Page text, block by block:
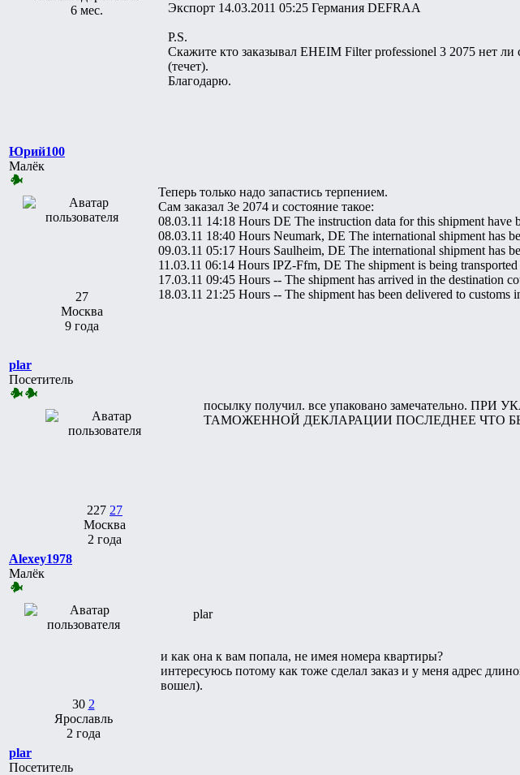
6 мес.
Экспорт 14.03.2011 05:25 Германия DEFRAA
P.S.
Скажите кто заказывал EHEIM Filter professionel 3 2075 нет
(течет).
Благодарю.
Юрий100
Малёк
27
Москва
9 года
Теперь только надо запастись терпением.
Сам заказал 3e 2074 и состояние такое:
08.03.11 14:18 Hours DE The instruction data for this shipment
08.03.11 18:40 Hours Neumark, DE The international shipment has
09.03.11 05:17 Hours Saulheim, DE The international shipment has
11.03.11 06:14 Hours IPZ-Ffm, DE The shipment is being
17.03.11 09:45 Hours -- The shipment has arrived in the destination
18.03.11 21:25 Hours -- The shipment has been delivered to customs
plar
Посетитель
227 27
Москва
2 года
посылку получил. все упаковано
ТАМОЖЕННОЙ ДЕКЛАРАЦИИ ПОСЛЕДНЕЕ ЧТО
Alexey1978
Малёк
30 2
Ярославль
2 года
plar
и как она к вам попала, не имея номера квартиры?
интересуюсь потому как тоже сделал заказ и у меня адрес
вошел).
plar
Посетитель